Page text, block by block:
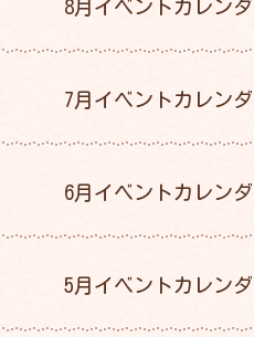
8月イベントカレン
7月イベントカレン
6月イベントカレン
5月イベントカレン